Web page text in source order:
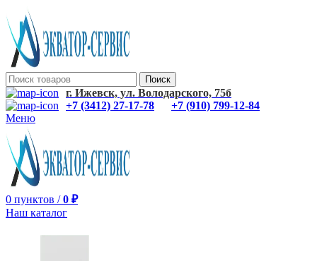
Поиск
г. Ижевск, ул. Володарского, 75б
+7 (3412) 27-17-78
+7 (910) 799-12-84
Меню
0 пунктов / 0 ₽
Наш каталог